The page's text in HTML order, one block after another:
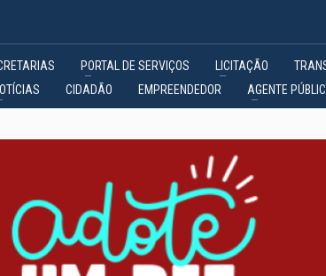
PORTAL DE SERVIÇOS LICITAÇÃO
CIDADÃO EMPREENDEDOR AGENTE